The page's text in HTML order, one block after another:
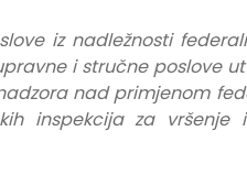
iz nadležnosti
i stručne poslove
nad primjenom
inspekcija za